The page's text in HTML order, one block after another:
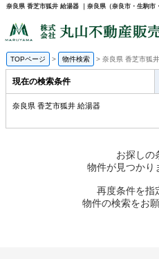
TOPページ 物件検索 奈良県 香芝市狐
現在の検索条件
奈良県 香芝市狐井 給湯器
お探しの
物件が見つかり
再度条件を指
物件の検索をお